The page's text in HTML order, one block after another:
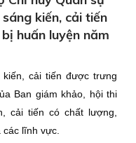
kiến, cải tiến
huấn luyện năm
cải tiến được trưng
Ban giám khảo, hội thi
cải tiến có chất lượng,
lĩnh vực.